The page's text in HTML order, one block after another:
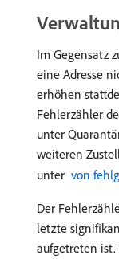
Im Gegensatz
eine Adresse
erhöhen
Fehlerzähler
unter
weiteren
unter von
Der
letzte
aufgetreten ist.